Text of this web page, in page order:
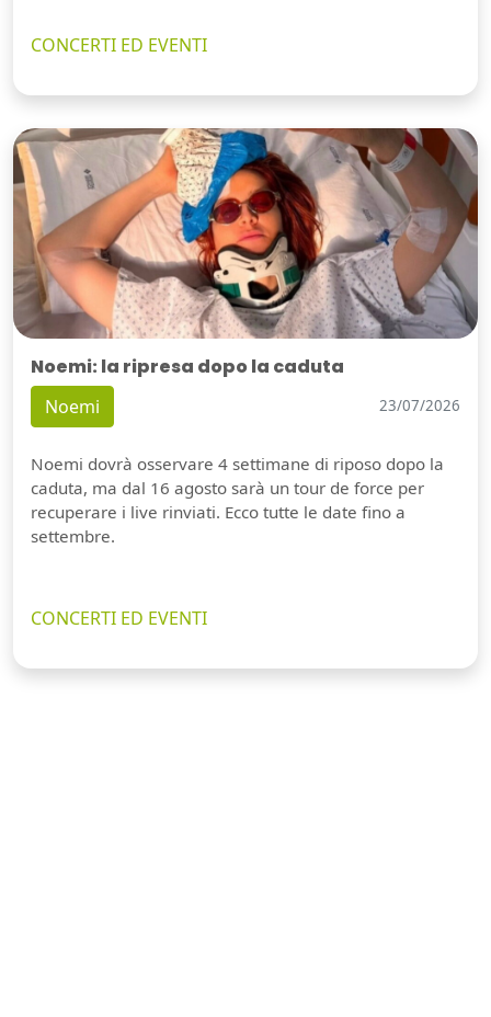
CONCERTI ED EVENTI
Noemi: la ripresa dopo la caduta
Noemi 23/07/2026
Noemi dovrà osservare 4 settimane di riposo dopo la
caduta, ma dal 16 agosto sarà un tour de force per
recuperare i live rinviati. Ecco tutte le date fino a
settembre.
CONCERTI ED EVENTI